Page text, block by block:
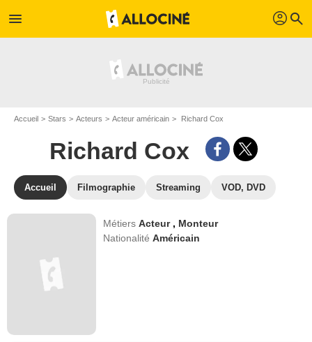
menu profil search
Accueil Stars Acteurs Acteur américain Richard Cox
Richard Cox
Accueil Filmographie Streaming VOD, DVD
MétiersActeur , Monteur
NationalitéAméricain